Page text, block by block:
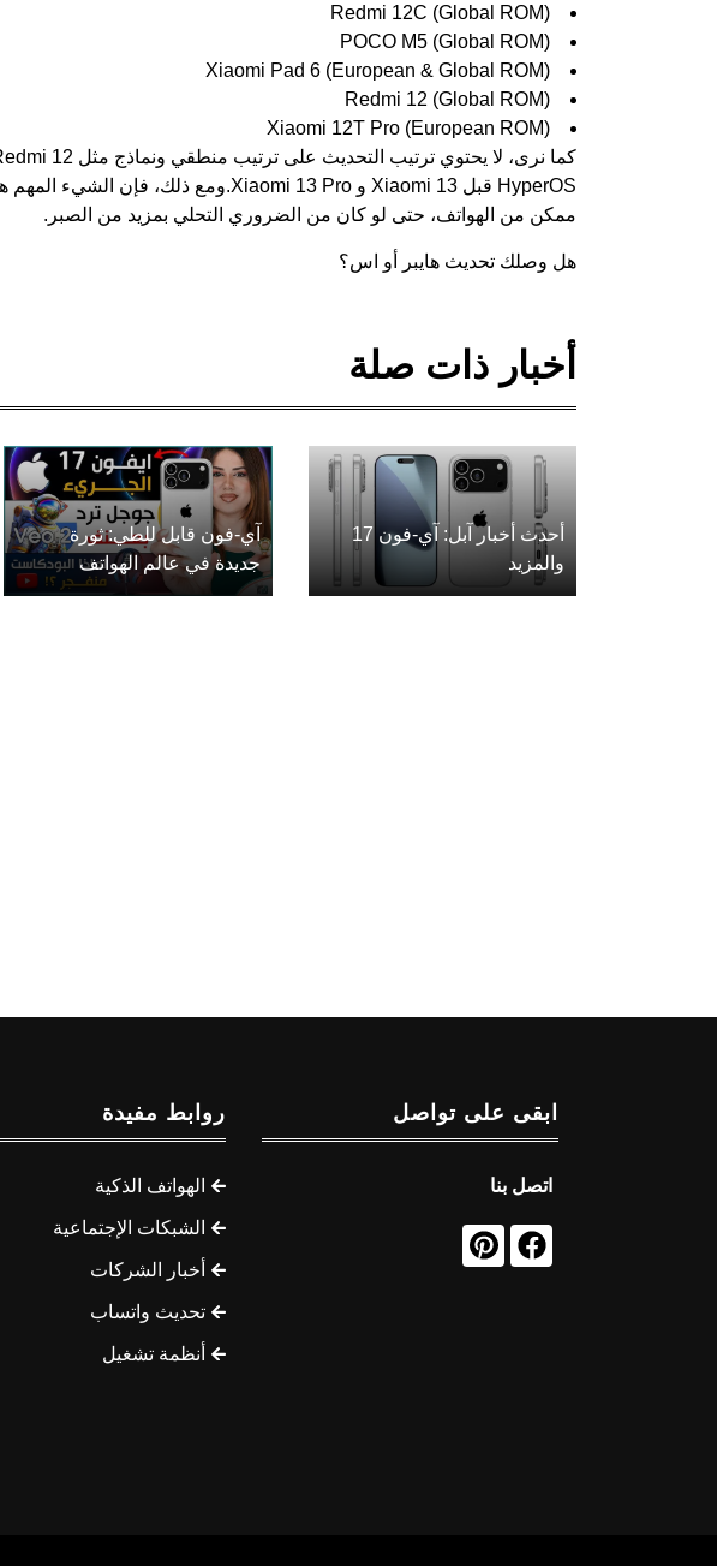
Redmi 12C (Global ROM)
POCO M5 (Global ROM)
Xiaomi Pad 6 (European & Global ROM)
Redmi 12 (Global ROM)
Xiaomi 12T Pro (European ROM)
HyperOS قبل Xiaomi 13 و Xiaomi 13 Pro.
ومع ذلك، فإن الشيء المهم
ممكن من الهواتف، حتى لو كان من الضروري التحلي بمزيد من الصبر.
هل وصلك تحديث هايبر أو اس؟
أخبار ذات صلة
أحدث أخبار آبل: آي-فون 17
والمزيد
آي-فون قابل للطي: ثورة
جديدة في عالم الهواتف
ابقى على تواصل
اتصل بنا
روابط مفيدة
الهواتف الذكية
الشبكات الإجتماعية
أخبار الشركات
تحديث واتساب
أنظمة تشغيل